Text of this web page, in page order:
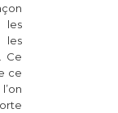
les
Ce
ce